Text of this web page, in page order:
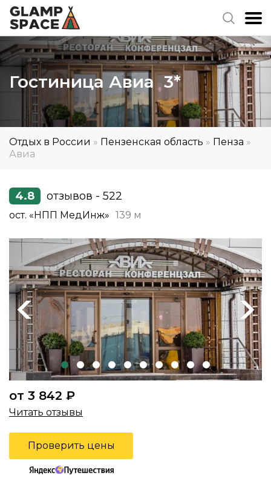
Гостиница Авиа 3*
Отдых в России » Пензенская область » Пенза »
Авиа
4.8 отзывов - 522
ост. «НПП МедИнж» 139 м
Previous Next
от 3 842 ₽
Читать отзывы
Проверить цены